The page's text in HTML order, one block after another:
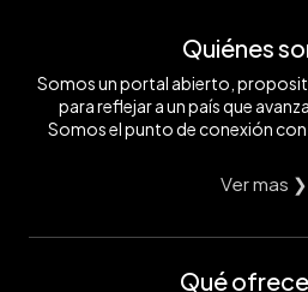
Quiénes
Somos un portal abierto,
para reflejar a un país que
Somos el punto de conexión con
Ver mas ❯
Qué